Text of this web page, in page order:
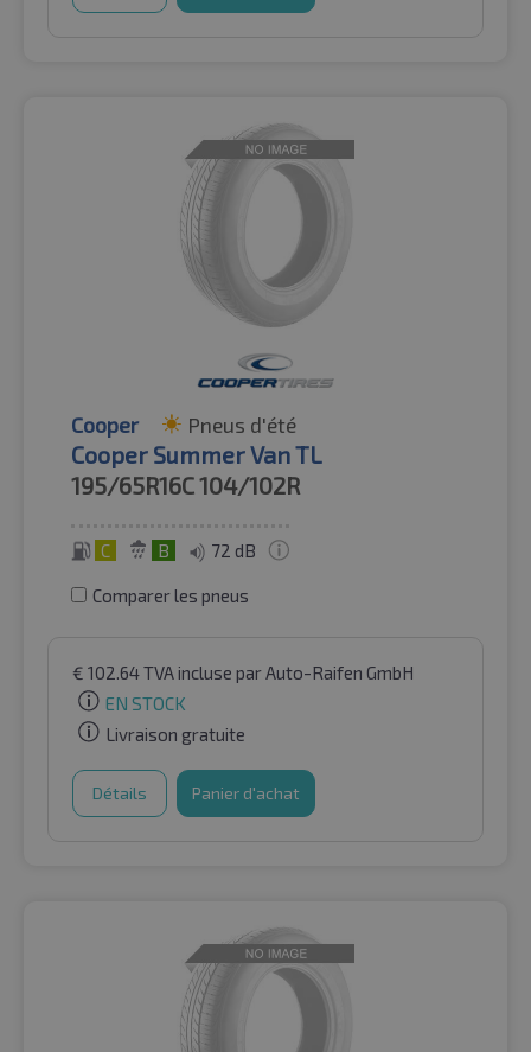
Cooper Pneus d'été
Cooper Summer Van TL
195/65R16C104/102R
C B 72 dB
Comparer les pneus
€ 102.64TVA incluse par Auto-Raifen GmbH
EN STOCK
Livraison gratuite
Détails Panier d'achat